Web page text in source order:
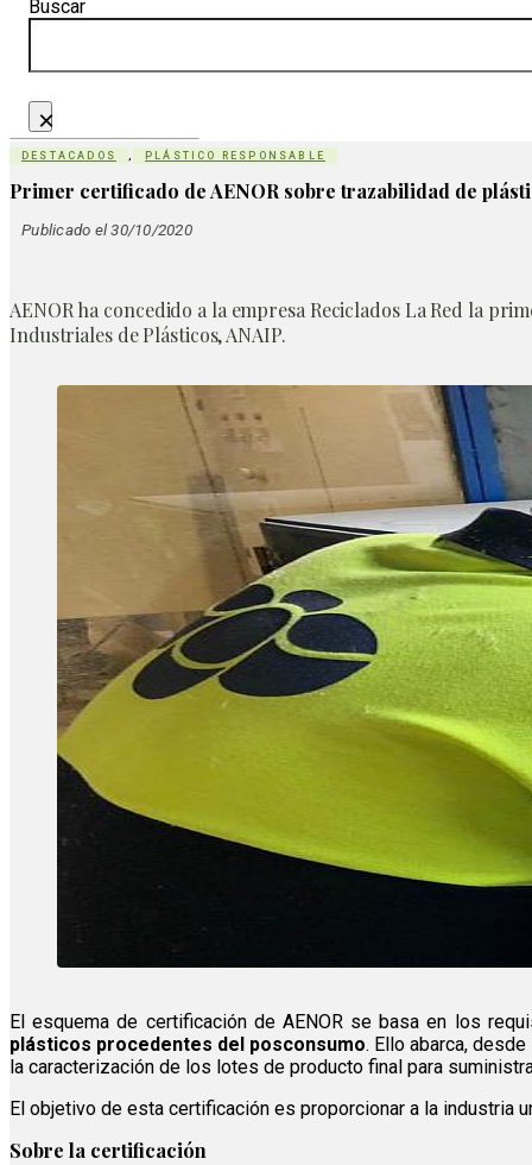
Buscar
×
DESTACADOS , PLÁSTICO RESPONSABLE
Primer certificado de AENOR sobre trazabilidad de
Publicado el 30/10/2020
AENOR ha concedido a la empresa Reciclados La Red la
Industriales de Plásticos, ANAIP.
El esquema de certificación de AENOR se basa en los
plásticos procedentes del posconsumo. Ello abarca,
la caracterización de los lotes de producto final para
El objetivo de esta certificación es proporcionar a la industria
Sobre la certificación